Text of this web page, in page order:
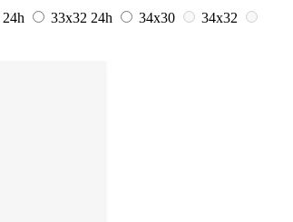
24h 33x32 24h 34x30
34x32